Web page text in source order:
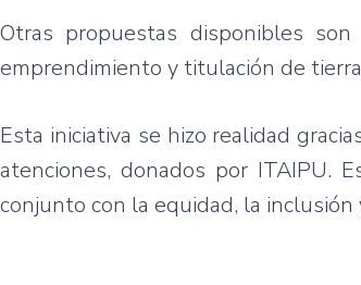
Otras propuestas disponibles
emprendimiento y titulación de
Esta iniciativa se hizo realidad
atenciones, donados por ITAIPU.
conjunto con la equidad, la